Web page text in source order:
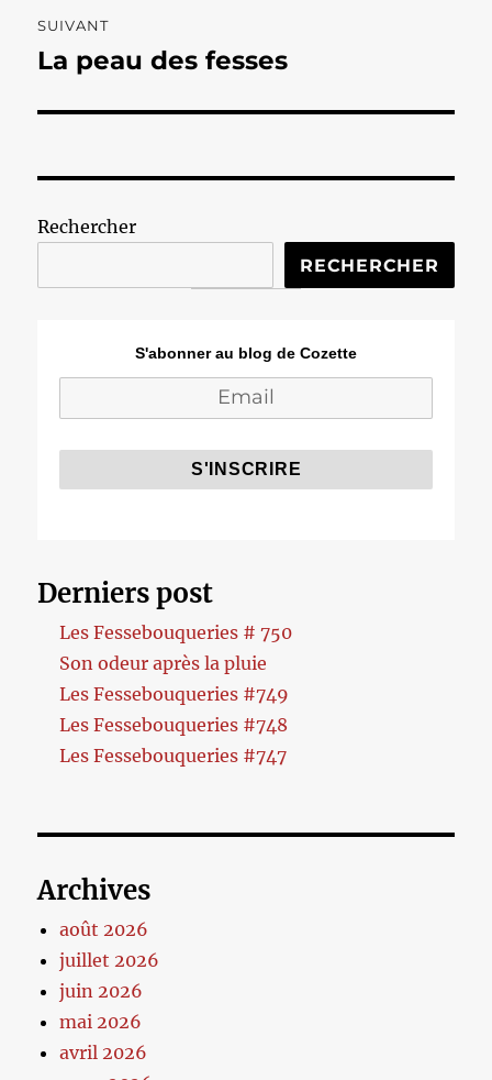
SUIVANT
Publication
La peau des fesses
Rechercher
RECHERCHER
S'abonner au blog de Cozette
Derniers post
Les Fessebouqueries # 750
Son odeur après la pluie
Les Fessebouqueries #749
Les Fessebouqueries #748
Les Fessebouqueries #747
Archives
août 2026
juillet 2026
juin 2026
mai 2026
avril 2026